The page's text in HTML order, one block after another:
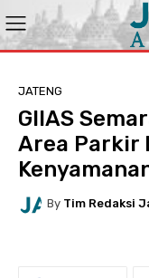
JATENG
GIIAS
Area Parkir
By Tim Redaksi